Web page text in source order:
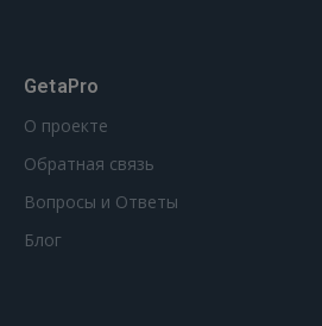
GetaPro
О проекте
Обратная связь
Вопросы и Ответы
Блог